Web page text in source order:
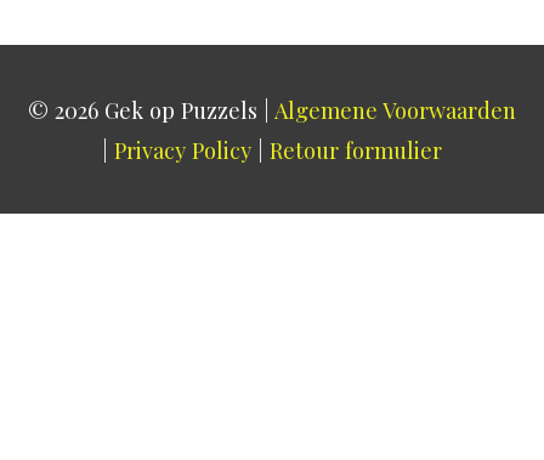
© 2026 Gek op Puzzels
Algemene Voorwaarden
Privacy Policy Retour formulier